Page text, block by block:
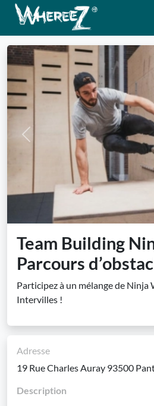
Previous
Team Building
Parcours
Participez à un mélange de Ninja
Intervilles !
Adresse
19 Rue Charles Auray 93500
Description